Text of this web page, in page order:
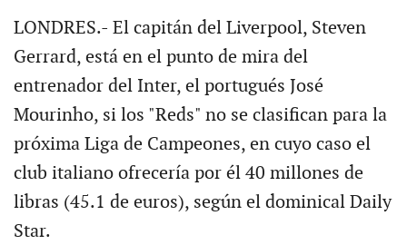
LONDRES.- El capitán del Liverpool, Steven
Gerrard, está en el punto de mira del
entrenador del Inter, el portugués José
Mourinho, si los "Reds" no se clasifican para la
próxima Liga de Campeones, en cuyo caso el
club italiano ofrecería por él 40 millones de
libras (45.1 de euros), según el dominical Daily
Star.